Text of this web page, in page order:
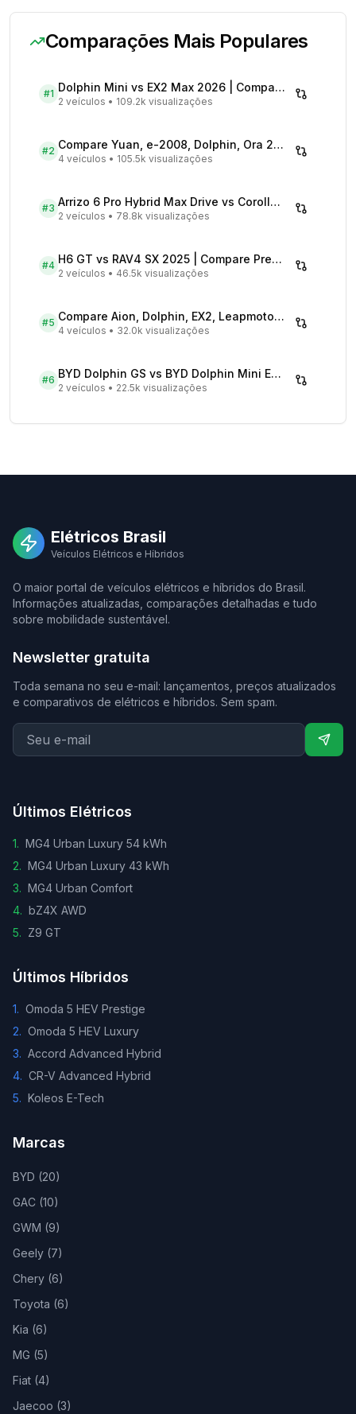
Comparações Mais Populares
#1 Dolphin Mini vs EX2 Max 2026 | Compare Preços
2 veículos • 109.2k visualizações
#2 Compare Yuan, e-2008, Dolphin, Ora 2026 | Veículos Elétricos
4 veículos • 105.5k visualizações
#3 Arrizo 6 Pro Hybrid Max Drive vs Corolla Cross XRX Hybrid - Comparativo Completo
2 veículos • 78.8k visualizações
#4 H6 GT vs RAV4 SX 2025 | Compare Preços
2 veículos • 46.5k visualizações
#5 Compare Aion, Dolphin, EX2, Leapmotor 2026 | Veículos Elétricos
4 veículos • 32.0k visualizações
#6 BYD Dolphin GS vs BYD Dolphin Mini EV - Comparativo Completo
2 veículos • 22.5k visualizações
Elétricos Brasil
Veículos Elétricos e Híbridos
O maior portal de veículos elétricos e híbridos do Brasil.
Informações atualizadas, comparações detalhadas e tudo
sobre mobilidade sustentável.
Newsletter gratuita
Toda semana no seu e-mail: lançamentos, preços atualizados
e comparativos de elétricos e híbridos. Sem spam.
Últimos Elétricos
1. MG4 Urban Luxury 54 kWh
2. MG4 Urban Luxury 43 kWh
3. MG4 Urban Comfort
4. bZ4X AWD
5. Z9 GT
Últimos Híbridos
1. Omoda 5 HEV Prestige
2. Omoda 5 HEV Luxury
3. Accord Advanced Hybrid
4. CR-V Advanced Hybrid
5. Koleos E-Tech
Marcas
BYD (20)
GAC (10)
GWM (9)
Geely (7)
Chery (6)
Toyota (6)
Kia (6)
MG (5)
Fiat (4)
Jaecoo (3)